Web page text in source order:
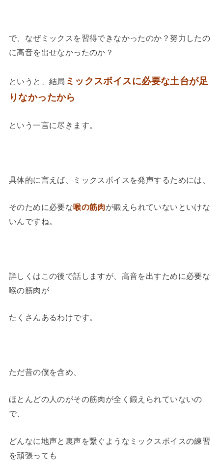
で、なぜミックスを習得できなかったのか？努力したの
に高音を出せなかったのか？
というと、結局 ミックスボイスに必要な土台が足
りなかったから
という一言に尽きます。
具体的に言えば、ミックスボイスを発声するためには、
そのために必要な喉の筋肉が鍛えられていないといけな
いんですね。
詳しくはこの後で話しますが、高音を出すために必要な
喉の筋肉が
たくさんあるわけです。
ただ昔の僕を含め、
ほとんどの人のがその筋肉が全く鍛えられていないの
で、
どんなに地声と裏声を繋ぐようなミックスボイスの練習
を頑張っても